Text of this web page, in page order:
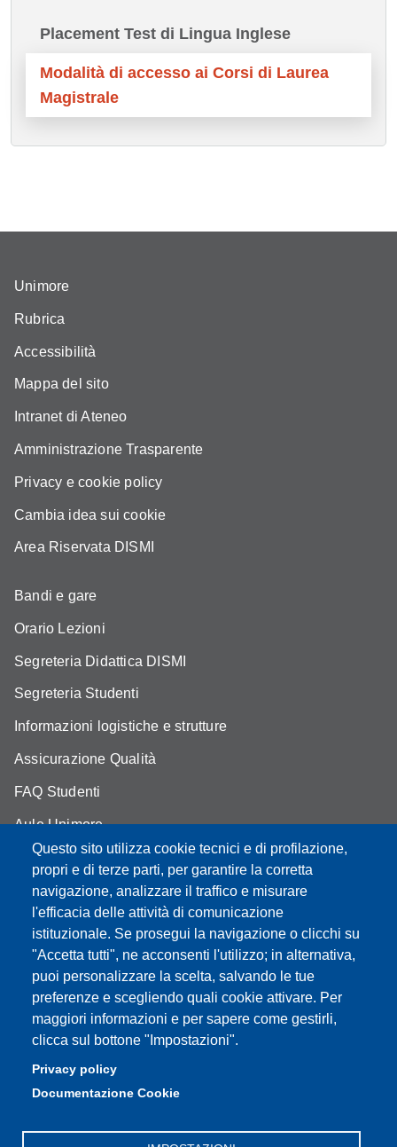
Placement Test di Lingua Inglese
Modalità di accesso ai Corsi di Laurea
Magistrale
Questo sito utilizza cookie tecnici e di profilazione,
propri e di terze parti, per garantire la corretta
navigazione, analizzare il traffico e misurare
l'efficacia delle attività di comunicazione
istituzionale. Se prosegui la navigazione o clicchi su
"Accetta tutti", ne acconsenti l'utilizzo; in alternativa,
puoi personalizzare la scelta, salvando le tue
preferenze e scegliendo quali cookie attivare. Per
maggiori informazioni e per sapere come gestirli,
clicca sul bottone "Impostazioni".
Privacy policy
Documentazione Cookie
Unimore
Rubrica
Accessibilità
Mappa del sito
Intranet di Ateneo
Amministrazione Trasparente
Privacy e cookie policy
Cambia idea sui cookie
Area Riservata DISMI
Bandi e gare
Orario Lezioni
Segreteria Didattica DISMI
Segreteria Studenti
Informazioni logistiche e strutture
Assicurazione Qualità
FAQ Studenti
Aule Unimore
prenotazione autocarro DISMI
Partita IVA: 00427620364
Dipartimento di Scienze e Metodi dell'Ingegneria
Sede: Via Amendola 2 - 42122 Reggio Emilia
E-mail: amministrazione.dismi@unimore.it |
didattica.dismi@unimore.it
Tel. Segreteria Amministrativa (+39) 0522.522.610
Tel. Segreteria Didattica (+39) 0522.522.311